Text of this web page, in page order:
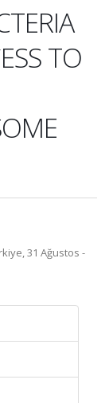
TO
31 Ağustos -